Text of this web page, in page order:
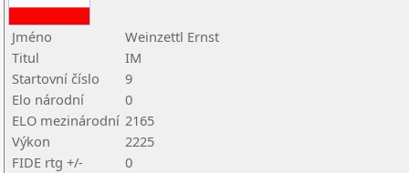
Jméno
Weinzettl Ernst
Titul
IM
Startovní číslo
9
Elo národní
0
ELO mezinárodní 2165
Výkon
2225
FIDE rtg +/-
0